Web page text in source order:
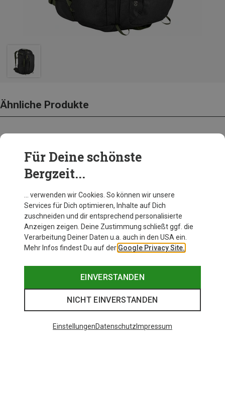
Ähnliche Produkte
Andere Kunden kauften auch
Für Deine schönste
Bergzeit...
… verwenden wir Cookies. So können wir unsere
Services für Dich optimieren, Inhalte auf Dich
zuschneiden und dir entsprechend personalisierte
Anzeigen zeigen. Deine Zustimmung schließt ggf. die
Verarbeitung Deiner Daten u.a. auch in den USA ein.
Mehr Infos findest Du auf der Google Privacy Site.
EINVERSTANDEN
NICHT EINVERSTANDEN
EinstellungenDatenschutz Impressum